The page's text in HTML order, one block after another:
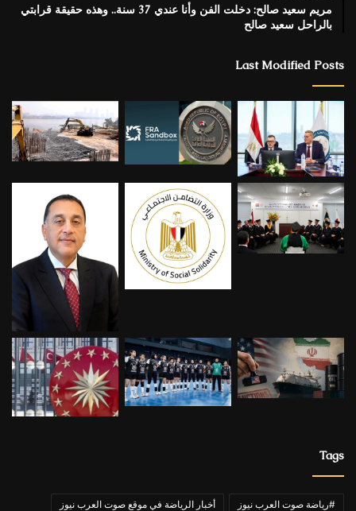
مريم سعيد صالح: دخلت الفن وأنا عندي 37 سنة.. وهذه حقيقة قرابتي
بالراحل سعيد صالح
Last Modified Posts
Tags
#رياضة صوت العرب نيوز أخبار الرياضة في موقع صوت العرب نيوز